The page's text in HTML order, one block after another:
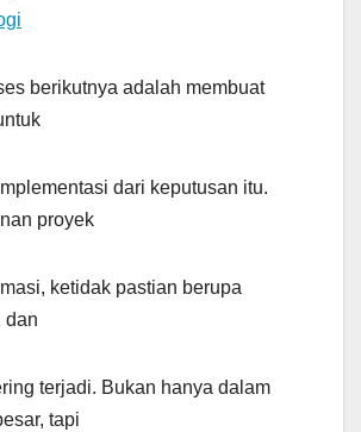
berikutnya adalah membuat
dari keputusan itu.
proyek
ketidak pastian berupa
dan
terjadi. Bukan hanya dalam
tapi